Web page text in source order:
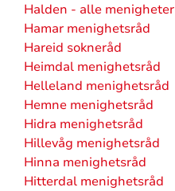
Halden - alle menigheter
Hamar menighetsråd
Hareid sokneråd
Heimdal menighetsråd
Helleland menighetsråd
Hemne menighetsråd
Hidra menighetsråd
Hillevåg menighetsråd
Hinna menighetsråd
Hitterdal menighetsråd